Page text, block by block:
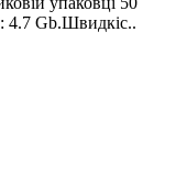
4.7 Gb.Швидкіс..